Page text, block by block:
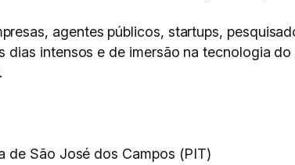
agentes públicos, startups,
dias intensos e de imersão na tecnologia
de São José dos Campos (PIT)